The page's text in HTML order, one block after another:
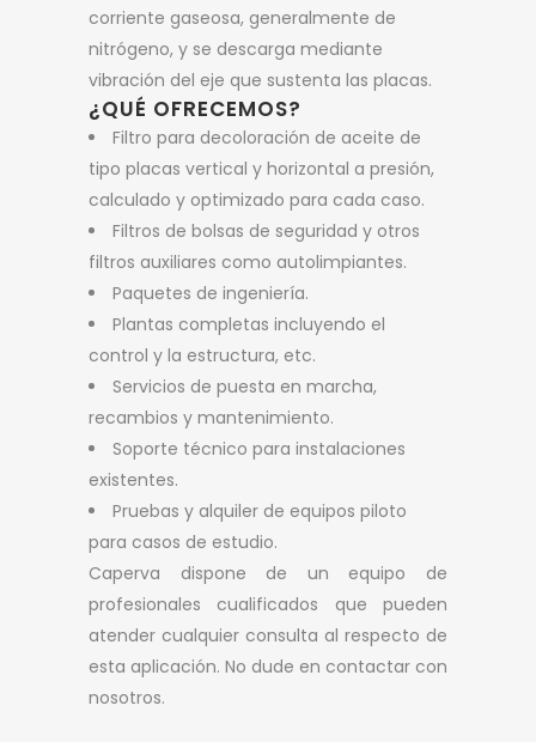
corriente gaseosa, generalmente de
nitrógeno, y se descarga mediante
vibración del eje que sustenta las placas.
¿QUÉ OFRECEMOS?
Filtro para decoloración de aceite de
tipo placas vertical y horizontal a presión,
calculado y optimizado para cada caso.
Filtros de bolsas de seguridad y otros
filtros auxiliares como autolimpiantes.
Paquetes de ingeniería.
Plantas completas incluyendo el
control y la estructura, etc.
Servicios de puesta en marcha,
recambios y mantenimiento.
Soporte técnico para instalaciones
existentes.
Pruebas y alquiler de equipos piloto
para casos de estudio.
Caperva dispone de un equipo de
profesionales cualificados que pueden
atender cualquier consulta al respecto de
esta aplicación. No dude en contactar con
nosotros.